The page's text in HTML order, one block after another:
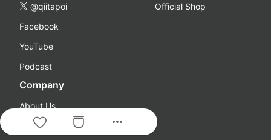
more_horiz
@qiitapoi
Facebook
YouTube
Podcast
Official Shop
Company
About Us
Careers